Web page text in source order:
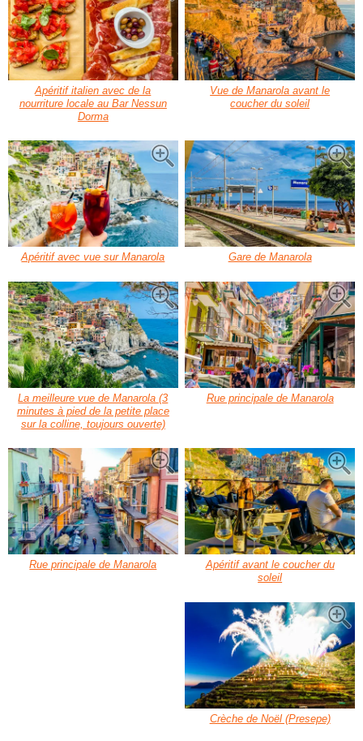
Apéritif italien avec de la
nourriture locale au Bar Nessun
Dorma
Vue de Manarola avant le
coucher du soleil
Apéritif avec vue sur Manarola Gare de Manarola
La meilleure vue de Manarola (3
minutes à pied de la petite place
sur la colline, toujours ouverte)
Rue principale de Manarola
Rue principale de Manarola
Apéritif avant le coucher du
soleil
Crèche de Noël (Presepe)